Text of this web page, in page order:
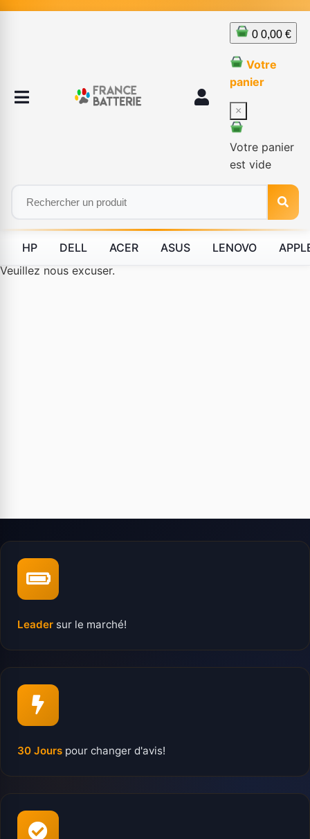
0 0,00 €
Votre
panier
×
Votre panier
est vide
HP DELL ACER ASUS LENOVO
Le produit #BLD--12232 n'est plus disponible à la vente.
Veuillez nous excuser.
Leader sur le marché!
30 Jours pour changer d'avis!